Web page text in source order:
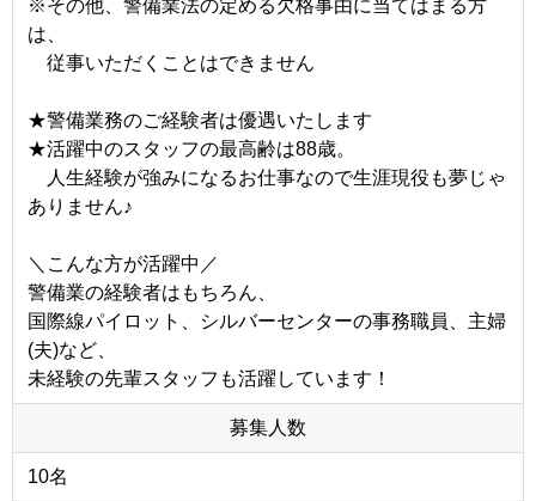
※その他、警備業法の定める欠格事由に当てはまる方
は、
従事いただくことはできません
★警備業務のご経験者は優遇いたします
★活躍中のスタッフの最高齢は88歳。
人生経験が強みになるお仕事なので生涯現役も夢じゃ
ありません♪
＼こんな方が活躍中／
警備業の経験者はもちろん、
国際線パイロット、シルバーセンターの事務職員、主婦
(夫)など、
未経験の先輩スタッフも活躍しています！
募集人数
10名